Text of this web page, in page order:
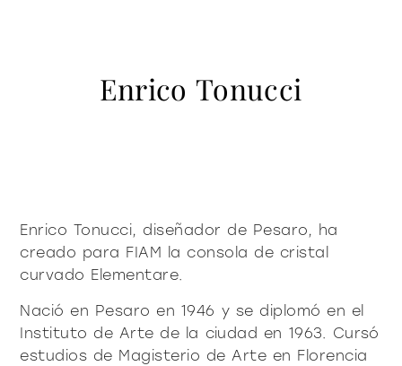
mesitas de centro y
auxiliares
sofás y butacas
home office
Moderno decidido Moderno suave
Accesorios
Sillas
Sofás y butacas
Home Office
Villa Miralfiore
B2B
Editoriales
Notas de prensa
¿es usted distribuidor?
contract y proyectos
Enrico Tonucci
Enrico Tonucci, diseñador de Pesaro, ha
creado para FIAM la consola de cristal
curvado Elementare.
Nació en Pesaro en 1946 y se diplomó en el
Instituto de Arte de la ciudad en 1963. Cursó
estudios de Magisterio de Arte en Florencia